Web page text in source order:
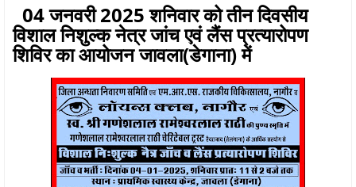
04 जनवरी 2025 शनिवार को तीन दिवसीय
विशाल निशुल्क नेत्र जांच एवं लैंस प्रत्यारोपण
शिविर का आयोजन जावला(डेगाना) में